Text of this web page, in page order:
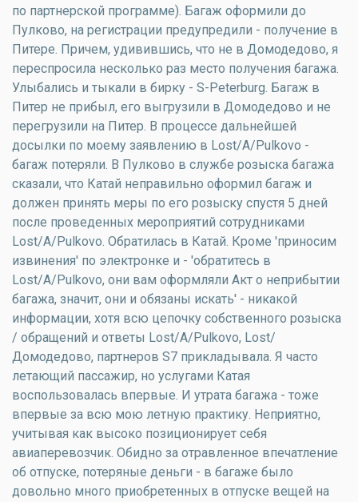
по партнерской программе). Багаж оформили до
Пулково, на регистрации предупредили - получение в
Питере. Причем, удивившись, что не в Домодедово, я
переспросила несколько раз место получения багажа.
Улыбались и тыкали в бирку - S-Peterburg. Багаж в
Питер не прибыл, его выгрузили в Домодедово и не
перегрузили на Питер. В процессе дальнейшей
досылки по моему заявлению в Lost/A/Pulkovo -
багаж потеряли. В Пулково в службе розыска багажа
сказали, что Катай неправильно оформил багаж и
должен принять меры по его розыску спустя 5 дней
после проведенных мероприятий сотрудниками
Lost/A/Pulkovo. Обратилась в Катай. Кроме 'приносим
извинения' по электронке и - 'обратитесь в
Lost/A/Pulkovo, они вам оформляли Акт о неприбытии
багажа, значит, они и обязаны искать' - никакой
информации, хотя всю цепочку собственного розыска
/ обращений и ответы Lost/A/Pulkovo, Lost/
Домодедово, партнеров S7 прикладывала. Я часто
летающий пассажир, но услугами Катая
воспользовалась впервые. И утрата багажа - тоже
впервые за всю мою летную практику. Неприятно,
учитывая как высоко позиционирует себя
авиаперевозчик. Обидно за отравленное впечатление
об отпуске, потеряные деньги - в багаже было
довольно много приобретенных в отпуске вещей на